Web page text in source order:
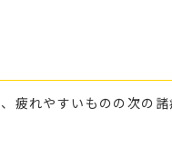
疲れやすいものの次の